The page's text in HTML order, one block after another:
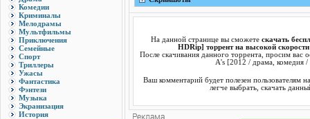
Комедии
Криминалы
Мелодрамы
Мультфильмы
Приключения
Семейные
Спорт
Триллеры
Ужасы
Фантастика
Фэнтези
Музыка
Экранизация
История
На данной странице вы сможете скачать
HDRip] торрент на высокой скорости
После скачивания данного торрента, просим вас
A's [2012 / драма, комедия
Ваш комментарий будет полезен пользователям
легче выбрать, скачать